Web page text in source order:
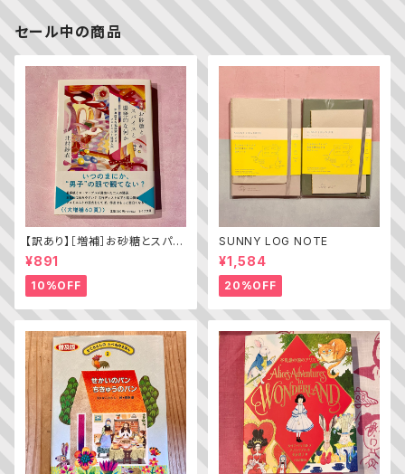
セール中の商品
【訳あり】［増補］お砂糖とスパイ
スと爆発的な何か ——不真面
目な批評家によるフェミニスト批
評入門
¥891
10%OFF
SUNNY LOG NOTE
¥1,584
20%OFF